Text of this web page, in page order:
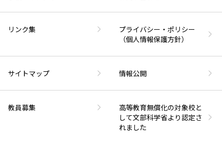
リンク集
プライバシー・ポリシー
（個人情報保護方針）
サイトマップ 情報公開
教員募集
高等教育無償化の対象校と
して文部科学省より認定さ
れました